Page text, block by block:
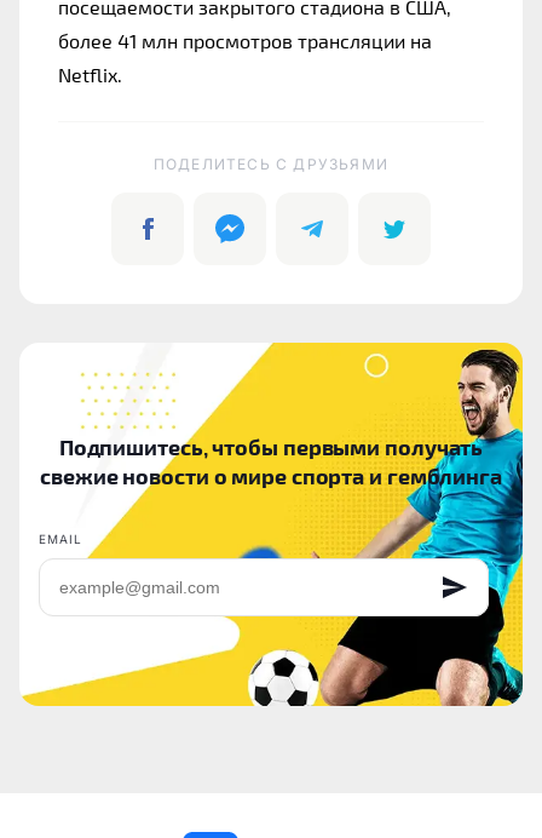
посещаемости закрытого стадиона в США,
более 41 млн просмотров трансляции на
Netflix.
ПОДЕЛИТЕСЬ C ДРУЗЬЯМИ
Подпишитесь, чтобы первыми получать
свежие новости о мире спорта и гемблинга
EMAIL